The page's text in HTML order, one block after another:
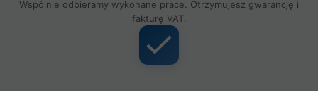
Wspólnie odbieramy wykonane prace. Otrzymujesz gwarancję i
fakturę VAT.